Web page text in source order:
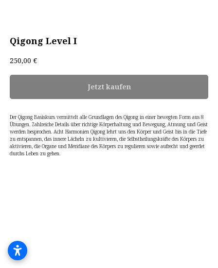
Qigong Level I
250,00 €
Jetzt kaufen
Der Qigong Basiskurs vermittelt alle Grundlagen des Qigong in einer bewegten Form aus 8
Übungen. Zahlreiche Details über richtige Körperhaltung und Bewegung, Atmung und Geist
werden besprochen. Acht Harmonien Qigong lehrt uns den Körper und Geist bis in die Tiefe
zu entspannen, das innere Lächeln zu kultivieren, die Selbstheilungskräfte des Körpers zu
aktivieren, die Organe und Meridiane des Körpers zu regulieren sowie aufrecht und geerdet
durchs Leben zu gehen.